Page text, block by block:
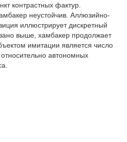
контрастных фактур.
неустойчив. Аллюзийно-
иллюстрирует дискретный
выше, хамбакер продолжает
имитации является число
автономных